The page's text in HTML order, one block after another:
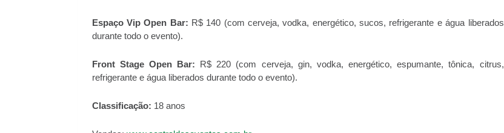
Espaço Vip Open Bar: R$ 140 (com cerveja, vodka, energético, sucos, refrigerante e água liberados
durante todo o evento).
Front Stage Open Bar: R$ 220 (com cerveja, gin, vodka, energético, espumante, tônica, citrus,
refrigerante e água liberados durante todo o evento).
Classificação: 18 anos